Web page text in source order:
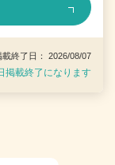
終了日： 2026/08/07
掲載終了になります